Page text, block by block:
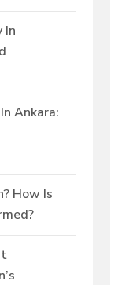
In
Ankara:
How Is